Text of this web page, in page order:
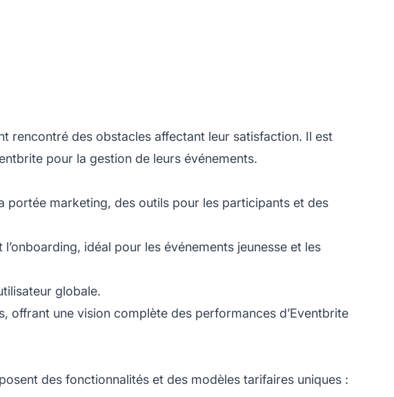
rencontré des obstacles affectant leur satisfaction. Il est
pour la gestion de leurs événements.
portée marketing, des outils pour les participants et des
l’onboarding, idéal pour les événements jeunesse et les
globale.
offrant une vision complète des performances d’Eventbrite
des fonctionnalités et des modèles tarifaires uniques :